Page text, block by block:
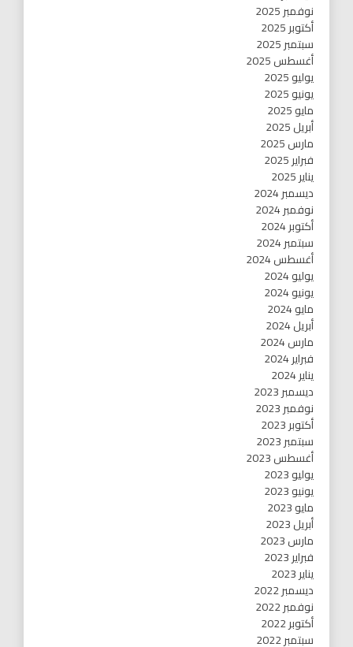
نوفمبر 2025
أكتوبر 2025
سبتمبر 2025
أغسطس 2025
يوليو 2025
يونيو 2025
مايو 2025
أبريل 2025
مارس 2025
فبراير 2025
يناير 2025
ديسمبر 2024
نوفمبر 2024
أكتوبر 2024
سبتمبر 2024
أغسطس 2024
يوليو 2024
يونيو 2024
مايو 2024
أبريل 2024
مارس 2024
فبراير 2024
يناير 2024
ديسمبر 2023
نوفمبر 2023
أكتوبر 2023
سبتمبر 2023
أغسطس 2023
يوليو 2023
يونيو 2023
مايو 2023
أبريل 2023
مارس 2023
فبراير 2023
يناير 2023
ديسمبر 2022
نوفمبر 2022
أكتوبر 2022
سبتمبر 2022